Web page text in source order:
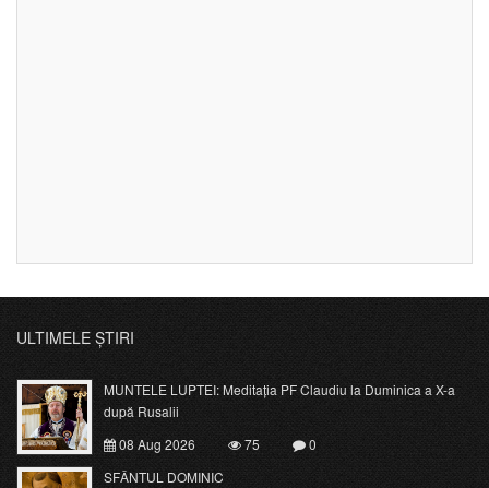
ULTIMELE ȘTIRI
MUNTELE LUPTEI: Meditația PF Claudiu la Duminica a X-a
după Rusalii
08 Aug 2026
75
0
SFÂNTUL DOMINIC